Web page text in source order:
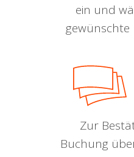
ein und
gewünschte
Zur
Buchung